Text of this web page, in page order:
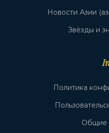
Новости Азии
Звёзды и
Политика
Общие